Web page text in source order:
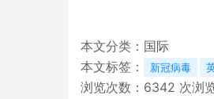
本文分类： 国际
本文标签：
新冠病毒
浏览次数： 6342 次浏